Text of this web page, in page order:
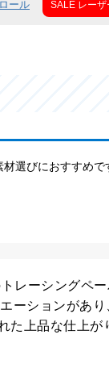
ール SALE レーザ
選びにおすすめで
レーシングペー
ーションがあ
た上品な仕上が